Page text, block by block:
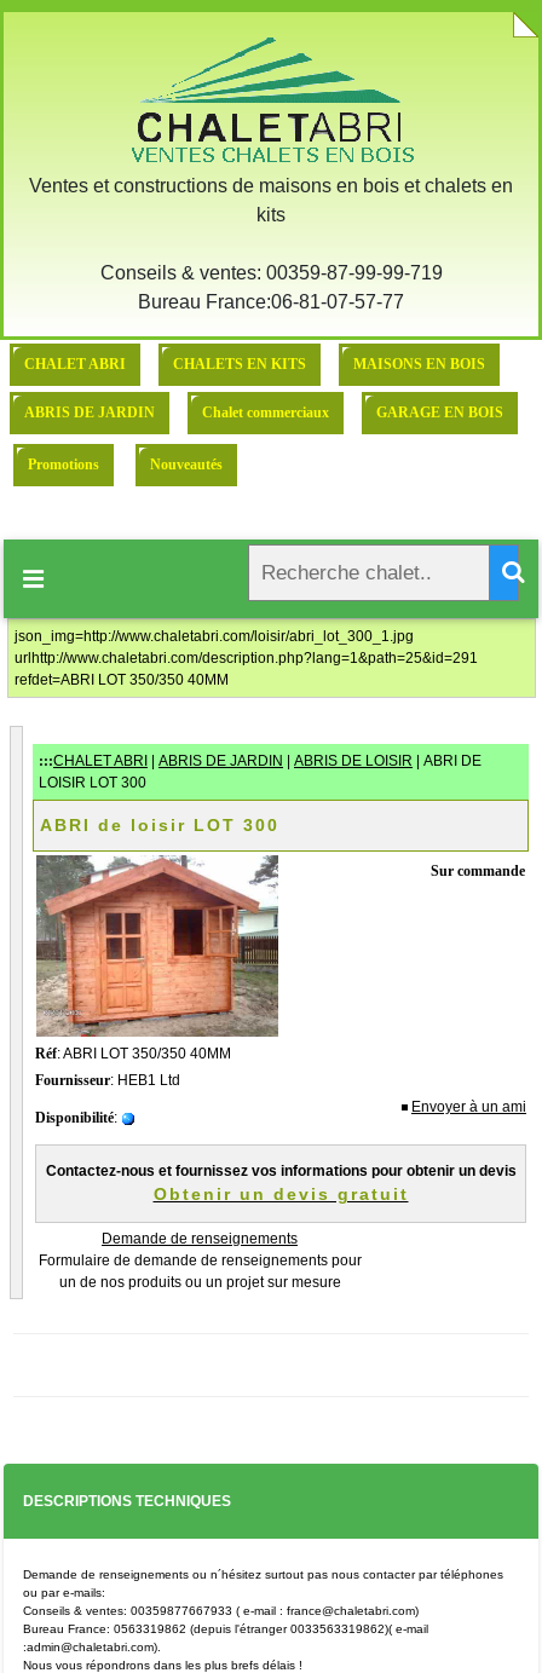
Ventes et constructions de maisons en bois et chalets en
kits
Conseils & ventes: 00359-87-99-99-719
Bureau France:06-81-07-57-77
CHALET ABRI CHALETS EN KITS MAISONS EN BOIS
ABRIS DE JARDIN Chalet commerciaux GARAGE EN BOIS
Promotions Nouveautés

json_img=http://www.chaletabri.com/loisir/abri_lot_300_1.jpg
urlhttp://www.chaletabri.com/description.php?lang=1&path=25&id=291
refdet=ABRI LOT 350/350 40MM
:::CHALET ABRI ABRIS DE JARDIN ABRIS DE LOISIR | ABRI DE
LOISIR LOT 300
ABRI de loisir LOT 300
Sur commande
Réf: ABRI LOT 350/350 40MM
Fournisseur: HEB1 Ltd
Disponibilité:
Envoyer à un ami
Contactez-nous et fournissez vos informations pour obtenir un devis
Obtenir un devis gratuit
:: Demande devis pour l'achat
::: MODELE DE BASE
ABRI LOT 350/350 40MM
Civilité* Monsieur Madame
Nom*
Prénom
Entreprise
Domaine d'activité
No TVA Intracommunautaire
Code postal*
Adresse E-mail
Numéro de téléphone
Demande de renseignements
Formulaire de demande de renseignements pour
un de nos produits ou un projet sur mesure
DESCRIPTIONS TECHNIQUES
Demande de renseignements ou n´hésitez surtout pas nous contacter par téléphones
ou par e-mails:
Conseils & ventes: 00359877667933 ( e-mail : france@chaletabri.com)
Bureau France: 0563319862 (depuis l'étranger 0033563319862)( e-mail
:admin@chaletabri.com).
Nous vous répondrons dans les plus brefs délais !